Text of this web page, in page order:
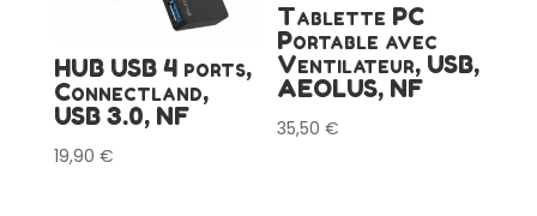
HUB USB 4 ports,
Connectland,
USB 3.0, NF
19,90 €
Tablette PC
Portable avec
Ventilateur, USB,
AEOLUS, NF
35,50€